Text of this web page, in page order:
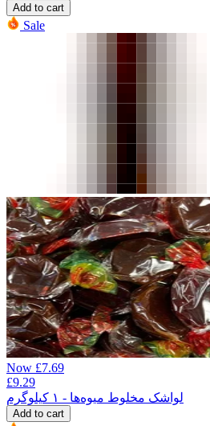
Add to cart
Sale
Now £7.69
£9.29
لواشک مخلوط میوه‌ها - ۱ کیلوگرم
Add to cart